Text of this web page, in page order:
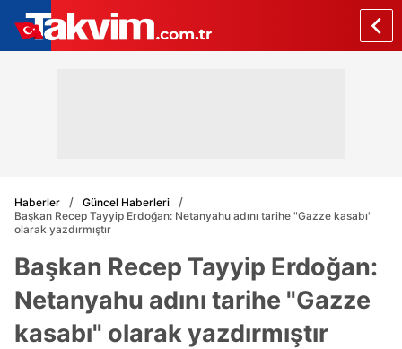
Haberler
Güncel Haberleri
Başkan Recep Tayyip Erdoğan: Netanyahu adını tarihe "Gazze kasabı"
olarak yazdırmıştır
Başkan Recep Tayyip Erdoğan:
Netanyahu adını tarihe "Gazze
kasabı" olarak yazdırmıştır